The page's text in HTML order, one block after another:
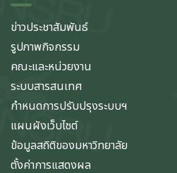
ข่าวประชาสัมพันธ์
รูปภาพกิจกรรม
คณะและหน่วยงาน
ระบบสารสนเทศ
กำหนดการปรับปรุงระบบฯ
แผนผังเว็บไซต์
ข้อมูลสถิติของมหาวิทยาลัย
ตั้งค่าการแสดงผล